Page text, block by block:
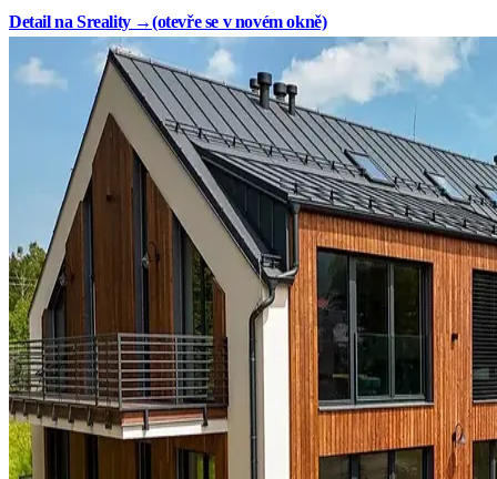
Detail na Sreality →(otevře se v novém okně)